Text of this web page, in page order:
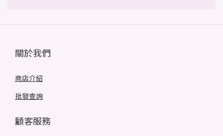
關於我們
商店介紹
批發查詢
顧客服務